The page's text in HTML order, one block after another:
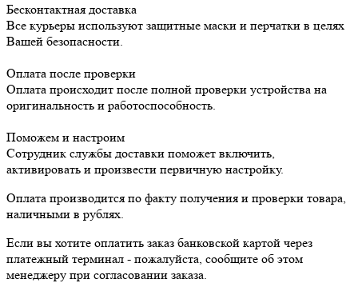
Бесконтактная доставка
Все курьеры используют защитные маски и перчатки в целях
Вашей безопасности.
Оплата после проверки
Оплата происходит после полной проверки устройства на
оригинальность и работоспособность.
Поможем и настроим
Сотрудник службы доставки поможет включить,
активировать и произвести первичную настройку.
Оплата производится по факту получения и проверки товара,
наличными в рублях.
Если вы хотите оплатить заказ банковской картой через
платежный терминал - пожалуйста, сообщите об этом
менеджеру при согласовании заказа.